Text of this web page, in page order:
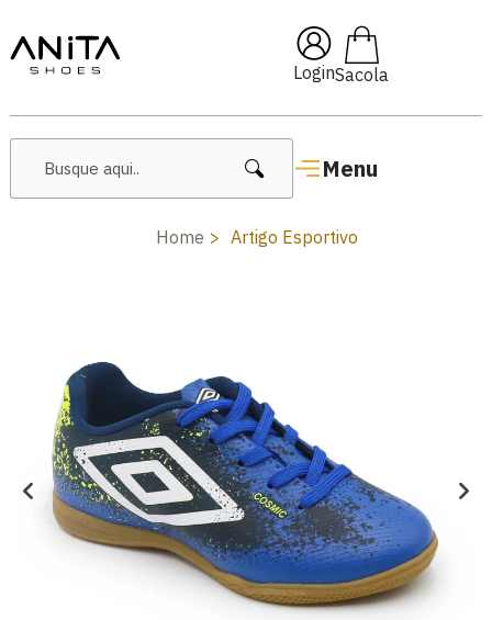
Login
Menu
🔥 Lançamentos Femininos
Home Artigo Esportivo